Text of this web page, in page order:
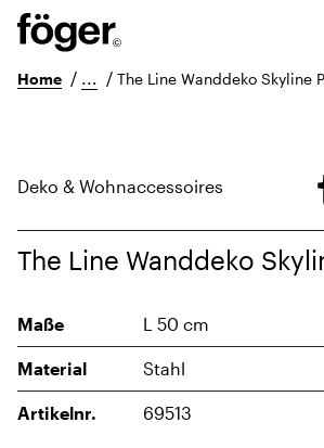
Home / ... / The Line Wanddeko Skyline
Deko & Wohnaccessoires
The Line Wanddeko
Maße L 50 cm
Material Stahl
Artikelnr. 69513